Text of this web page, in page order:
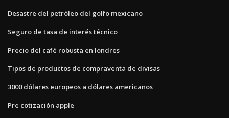
Desastre del petróleo del golfo mexicano
Seguro de tasa de interés técnico
Precio del café robusta en londres
Tipos de productos de compraventa de divisas
3000 dólares europeos a dólares americanos
Pre cotización apple